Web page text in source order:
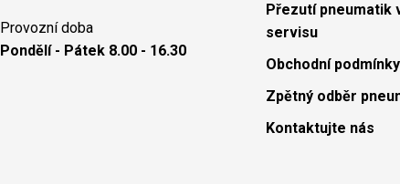
Provozní doba
Pondělí - Pátek 8.00 - 16.30
Přezutí pneumatik
servisu
Obchodní podmínky
Zpětný odběr
Kontaktujte nás